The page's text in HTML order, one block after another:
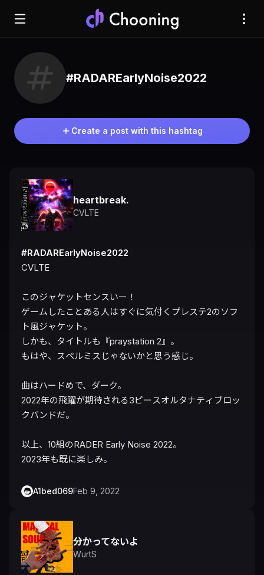
#RADAREarlyNoise2022
Create a post with this hashtag
heartbreak.
CVLTE
#RADAREarlyNoise2022
CVLTE
このジャケットセンスいー！
ゲームしたことある人はすぐに気付くプレステ2のソフ
ト風ジャケット。
しかも、タイトルも『praystation 2』。
もはや、スペルミスじゃないかと思う感じ。
曲はハードめで、ダーク。
2022年の飛躍が期待される3ピースオルタナティブロッ
クバンドだ。
以上、10組のRADER Early Noise 2022。
2023年も既に楽しみ。
A1bed069Feb 9, 2022
分かってないよ
WurtS